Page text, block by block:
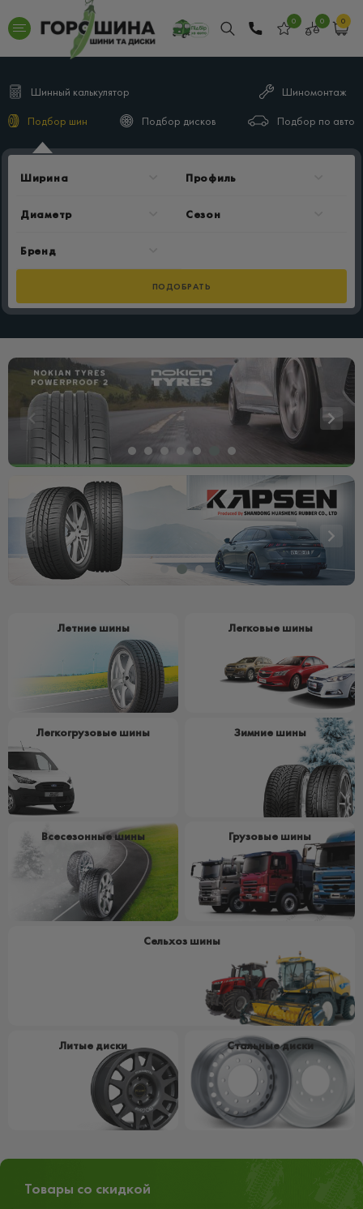
0 0 0
Подбор шин Подбор дисков Подбор по авто
Шинный калькулятор Шиномонтаж
ПОДОБРАТЬ
Летние шины
Зимние шины
Всесезонные шины
Легковые шины
Легкогрузовые шины
Грузовые шины
Сельхоз шины
Литые диски Стальные диски
Товары со скидкой